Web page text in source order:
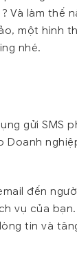
Và làm thế
một hình
nhé.
gửi SMS
Doanh
đến
vụ của
tin và